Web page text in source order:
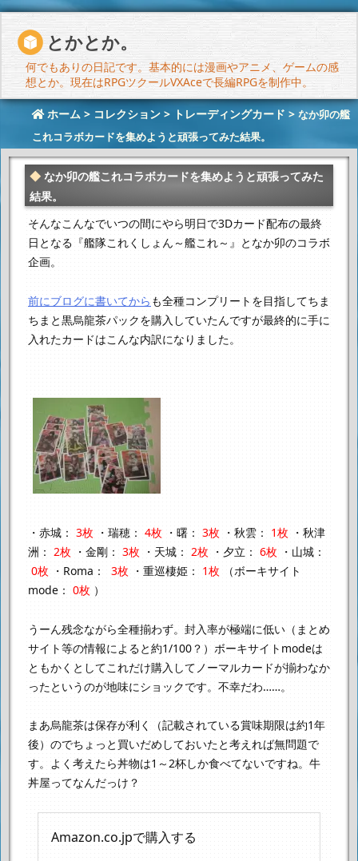
とかとか。
何でもありの日記です。基本的には漫画やアニメ、ゲームの感
想とか。現在はRPGツクールVXAceで長編RPGを制作中。
ホーム > コレクション > トレーディングカード > なか卯の艦
これコラボカードを集めようと頑張ってみた結果。
なか卯の艦これコラボカードを集めようと頑張ってみた
結果。
そんなこんなでいつの間にやら明日で3Dカード配布の最終
日となる 『艦隊これくしょん～艦これ～』となか卯のコラボ
企画。
前にブログに書いてから も全種コンプリートを目指してちま
ちまと黒烏龍茶パックを購入していたんですが最終的に手に
入れたカードはこんな内訳になりました。
・赤城： 3枚 ・瑞穂： 4枚 ・曙： 3枚 ・秋雲： 1枚 ・秋津
洲： 2枚 ・金剛： 3枚 ・天城： 2枚 ・夕立： 6枚 ・山城：
0枚 ・Roma： 3枚 ・重巡棲姫： 1枚
（ボーキサイト
mode： 0枚 ）
うーん残念ながら全種揃わず。 封入率が極端に低い（まとめ
サイト等の情報によると約1/100？） ボーキサイトmodeは
ともかくとしてこれだけ購入してノーマルカードが揃わなか
ったというのが地味にショックです。 不幸だわ……。
まあ烏龍茶は保存が利く（記載されている賞味期限は約1年
後）のでちょっと買いだめしておいたと考えれば無問題で
す。 よく考えたら丼物は1～2杯しか食べてないですね。 牛
丼屋ってなんだっけ？
Amazon.co.jpで購入する